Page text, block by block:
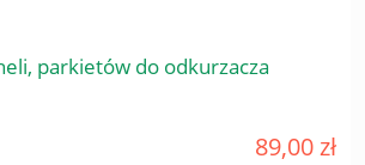
parkietów do odkurzacza
89,00 zł